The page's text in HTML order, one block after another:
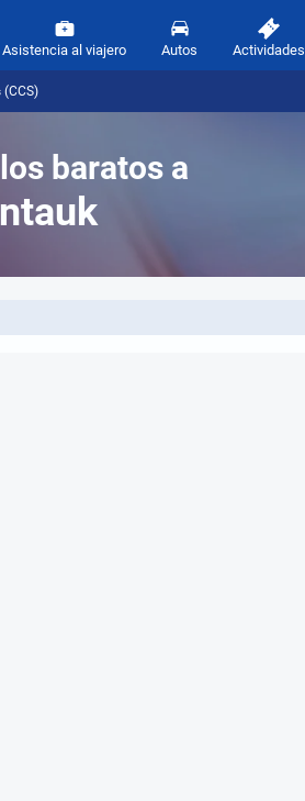
Asistencia al viajero Autos Actividades
baratos a